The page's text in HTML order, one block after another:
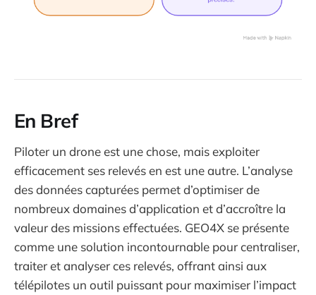
En Bref
Piloter un drone est une chose, mais exploiter
efficacement ses relevés en est une autre. L’analyse
des données capturées permet d’optimiser de
nombreux domaines d’application et d’accroître la
valeur des missions effectuées. GEO4X se présente
comme une solution incontournable pour centraliser,
traiter et analyser ces relevés, offrant ainsi aux
télépilotes un outil puissant pour maximiser l’impact